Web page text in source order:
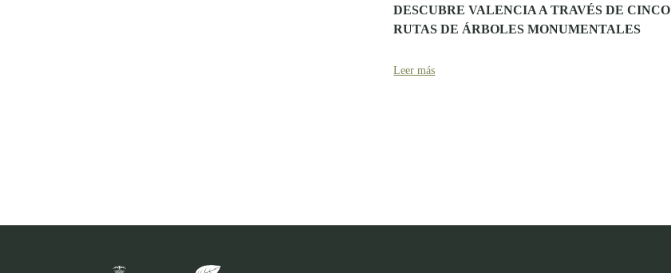
DESCUBRE VALENCIA A TRAVÉS DE CINCO
RUTAS DE ÁRBOLES MONUMENTALES
Leer más